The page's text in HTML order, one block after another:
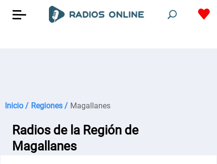
Inicio / Regiones / Magallanes
Radios de la Región de
Magallanes